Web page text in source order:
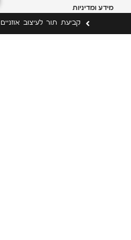
מידע ומדיניות
תקנון האתר
מדיניות משלוחים
קביעת תור לעיצוב אוזניים